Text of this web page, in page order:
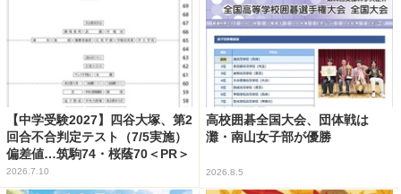
【中学受験2027】四谷大塚、第2
回合不合判定テスト（7/5実施）
偏差値…筑駒74・桜蔭70＜PR＞
2026.7.10
高校囲碁全国大会、団体戦は
灘・南山女子部が優勝
2026.8.5